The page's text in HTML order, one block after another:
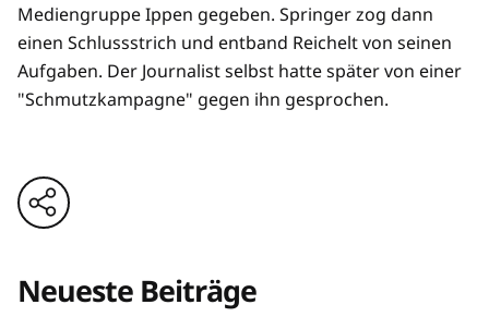
Mediengruppe Ippen gegeben. Springer zog dann
einen Schlussstrich und entband Reichelt von seinen
Aufgaben. Der Journalist selbst hatte später von einer
"Schmutzkampagne" gegen ihn gesprochen.
Neueste Beiträge